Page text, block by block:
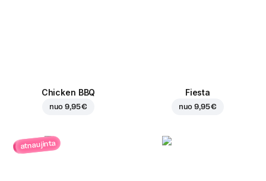
Chicken BBQ
nuo9,95 €
Fiesta
nuo9,95 €
atnaujinta